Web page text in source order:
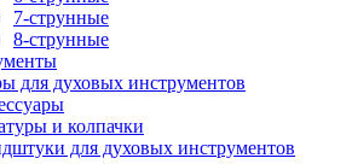
7-струнные
8-струнные
для духовых инструментов
и колпачки
для духовых инструментов